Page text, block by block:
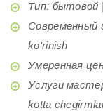
Тип: бытовой
Современный
ko'rinish
Умеренная
Услуги
kotta